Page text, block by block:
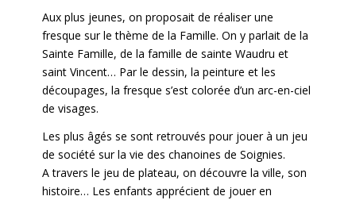
Aux plus jeunes, on proposait de réaliser une
fresque sur le thème de la Famille. On y parlait de la
Sainte Famille, de la famille de sainte Waudru et
saint Vincent… Par le dessin, la peinture et les
découpages, la fresque s’est colorée d’un arc-en-ciel
de visages.
Les plus âgés se sont retrouvés pour jouer à un jeu
de société sur la vie des chanoines de Soignies.
A travers le jeu de plateau, on découvre la ville, son
histoire… Les enfants apprécient de jouer en